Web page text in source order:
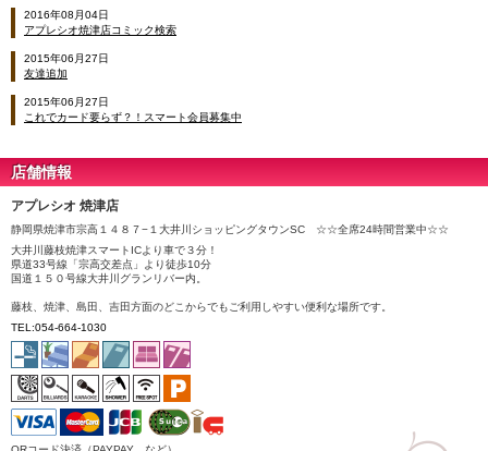
2016年08月04日
アプレシオ焼津店コミック検索
2015年06月27日
友達追加
2015年06月27日
これでカード要らず？！スマート会員募集中
店舗情報
アプレシオ 焼津店
静岡県焼津市宗高１４８７−１大井川ショッピングタウンSC ☆☆全席24時間営業中☆☆
大井川藤枝焼津スマートICより車で３分！
県道33号線「宗高交差点」より徒歩10分
国道１５０号線大井川グランリバー内。
藤枝、焼津、島田、吉田方面のどこからでもご利用しやすい便利な場所です。
TEL:054-664-1030